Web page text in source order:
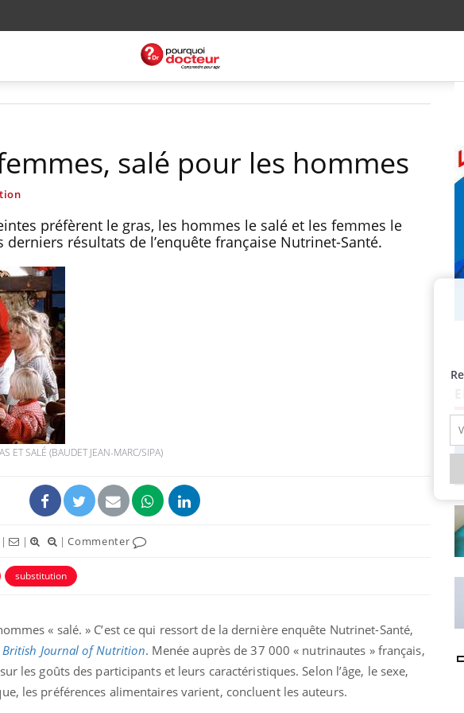
salé pour les hommes
préfèrent le gras, les hommes le salé et les femmes le
derniers résultats de l’enquête française Nutrinet-Santé.
ET SALÉ (BAUDET JEAN-MARC/SIPA)
| | |Commenter
substitution
« salé. » C’est ce qui ressort de la dernière enquête Nutrinet-Santé,
British Journal of Nutrition. Menée auprès de 37 000 « nutrinautes » français,
les goûts des participants et leurs caractéristiques. Selon l’âge, le sexe,
les préférences alimentaires varient, concluent les auteurs.
pourquoi le risque de
Le Viagra pourrait-il
cancer ?
Pourquoi manger moins